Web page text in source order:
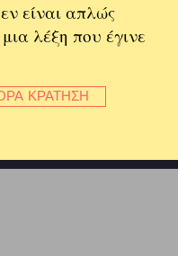
είναι απλώς
λέξη που έγινε
ΚΡΑΤΗΣΗ